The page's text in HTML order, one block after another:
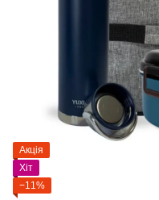
Акція
Хіт
−11%